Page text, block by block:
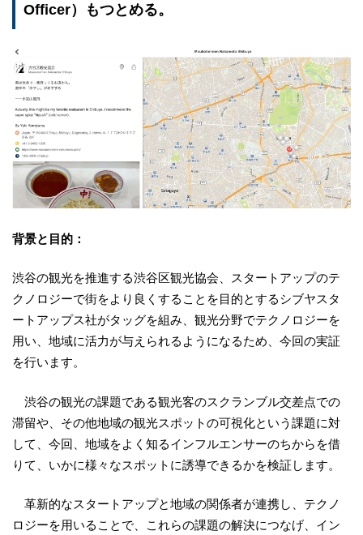
Officer）もつとめる。
背景と目的：
渋谷の観光を推進する渋谷区観光協会、スタートアップのテ
クノロジーで街をより良くすることを目的とするシブヤスタ
ートアップス社がタッグを組み、観光分野でテクノロジーを
用い、地域に活力が与えられるようになるため、今回の実証
を行います。
渋谷の観光の課題である観光客のスクランブル交差点での
滞留や、その他地域の観光スポットの可視化という課題に対
して、今回、地域をよく知るインフルエンサーのちからを借
りて、いかに様々なスポットに誘導できるかを検証します。
革新的なスタートアップと地域の関係者が連携し、テクノ
ロジーを用いることで、これらの課題の解決につなげ、イン